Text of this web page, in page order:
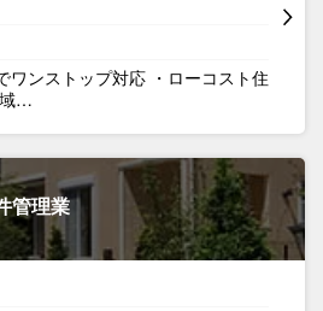
ワンストップ対応 ・ローコスト住
…
管理業